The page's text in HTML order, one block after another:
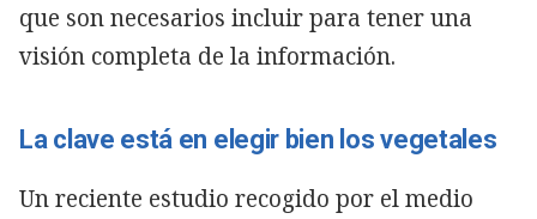
que son necesarios incluir para tener una
visión completa de la información.
La clave está en elegir bien los vegetales
Un reciente estudio recogido por el medio